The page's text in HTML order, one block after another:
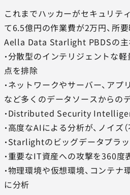
これまでハッカーがセキュリテ
て6.5億円の作業費が2万円、所
Aella Data Starlight PBDSの主
・分散型のインテリジェントな
点を排除
・ネットワークやサーバー、ア
など多くのデータソースからの
・Distributed Security
・高度なAIによる分析が、ノイ
・Starlightのビッグデータプラ
・重要なIT資産への攻撃を360度
・物理環境や仮想環境、コンテ
に分析